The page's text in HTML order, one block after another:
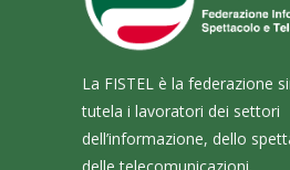
La FISTEL è la federazione
tutela i lavoratori dei settori
dell’informazione, dello